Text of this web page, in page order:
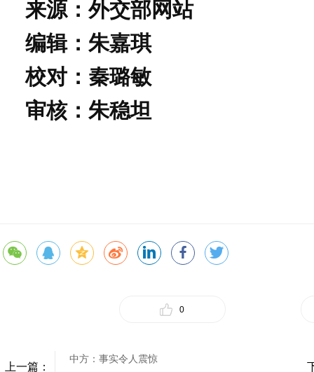
来源：外交部网站
编辑：朱嘉琪
校对：秦璐敏
审核：朱稳坦
0
上一篇：
中方：事实令人震惊